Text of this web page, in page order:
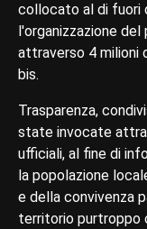
collocato al di fuori
l'organizzazione
attraverso 4 milioni
bis.
Trasparenza,
state invocate
ufficiali, al fine di
la popolazione
e della convivenza
territorio purtroppo